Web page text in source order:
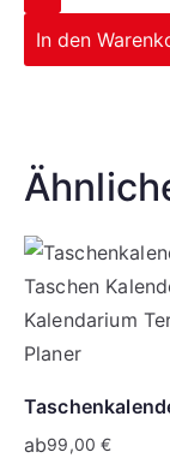
In den
ab99,00€